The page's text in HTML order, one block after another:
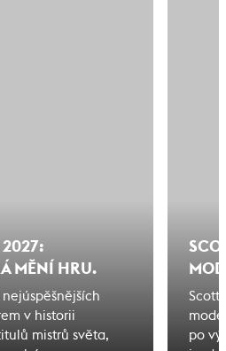
2027:
MĚNÍ HRU.
v historii
mistrů světa,
Scott
po